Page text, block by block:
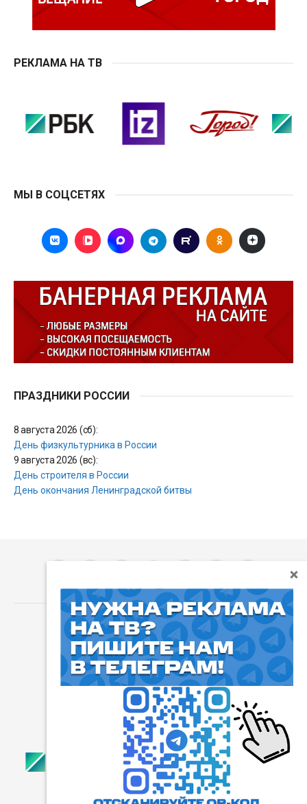
РЕКЛАМА НА ТВ
МЫ В СОЦСЕТЯХ
ПРАЗДНИКИ РОССИИ
8 августа 2026 (сб):
День физкультурника в России
9 августа 2026 (вс):
День строителя в России
День окончания Ленинградской битвы